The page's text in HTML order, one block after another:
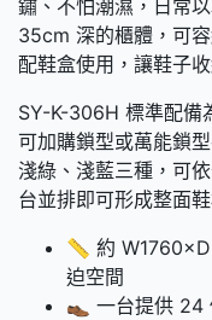
鏽、不怕潮濕，日常
35cm 深的櫃體，可
配鞋盒使用，讓鞋子
SY-K-306H 標準配備
可加購鎖型或萬能鎖
淺綠、淺藍三種，可
台並排即可形成整面
📏 約
迫空間
👞 一台提供 24